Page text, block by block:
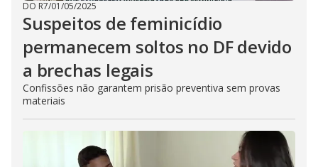
DO R7/01/05/2025
Suspeitos de feminicídio
permanecem soltos no DF devido
a brechas legais
Confissões não garantem prisão preventiva sem provas
materiais